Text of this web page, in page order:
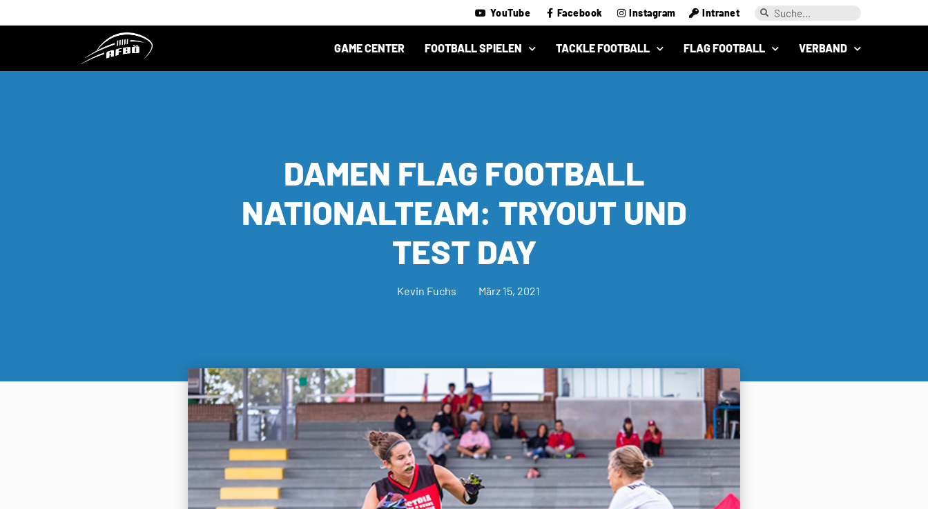
YouTube Facebook Instagram Intranet
GAME CENTER FOOTBALL SPIELEN TACKLE FOOTBALL FLAG FOOTBALL VERBAND
DAMEN FLAG FOOTBALL
NATIONALTEAM: TRYOUT UND
TEST DAY
Kevin Fuchs März 15, 2021